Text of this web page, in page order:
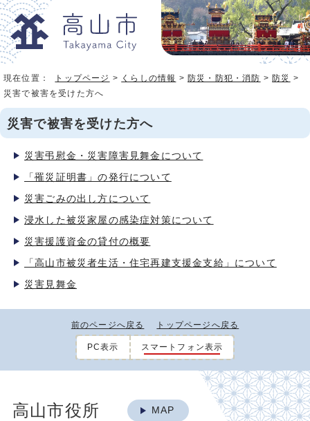
現在位置： トップページ > くらしの情報 > 防災・防犯・消防 > 防災 >
災害で被害を受けた方へ
災害で被害を受けた方へ
災害弔慰金・災害障害見舞金について
「罹災証明書」の発行について
災害ごみの出し方について
浸水した被災家屋の感染症対策について
災害援護資金の貸付の概要
「高山市被災者生活・住宅再建支援金支給」について
災害見舞金
前のページへ戻る トップページへ戻る
PC表示 スマートフォン表示
高山市役所 MAP